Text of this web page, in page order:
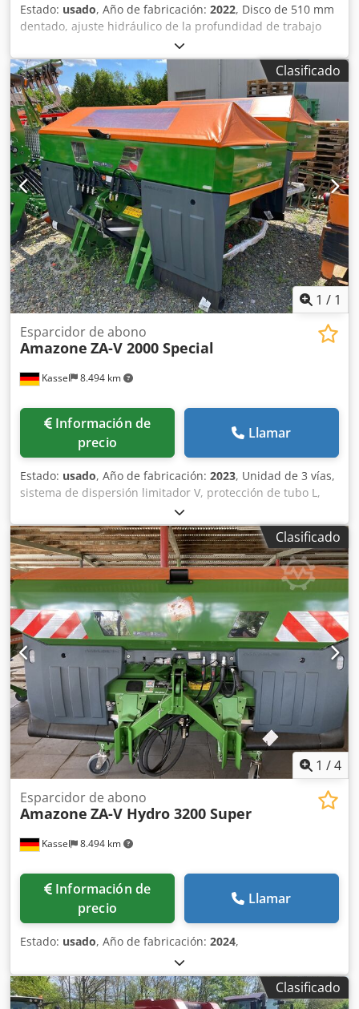
Estado: usado, Año de fabricación: 2022, Disco de 510 mm
dentado, ajuste hidráulico de la profundidad de trabajo
del grupo de discos / ajuste hidráulico de la profundidad
de trabajo de la unidad de nivelación, púas C-Mix-Ultra
para Ceus 50 / ajuste hidráulico de la profundidad de
trabajo del campo de púas con lanza hidráulica HD
CUCHILLA 80 mm / (14/K1) Dodotz Tpljpfx Aifokr
Clasificado
1 / 1
Kassel 8.494 km
Esparcidor de abono
Amazone ZA-V 2000 Special
Información de
precio
Llamar
Estado: usado, Año de fabricación: 2023, Unidad de 3 vías,
sistema de dispersión limitador V, protección de tubo L,
indicador mecánico/posición del mecanismo de dispersión
ZA-V, superestructura de tolva S 2000, componentes de
montaje para unidades básicas ZA, toma de fuerza con
acoplamiento de fricción, guardabarros L y escaleras,
iluminación LED trasera. Djdpst Dwibefx Aifekr
Clasificado
1 /4
Kassel 8.494 km
Esparcidor de abono
Amazone ZA-V Hydro 3200 Super
Información de
precio
Llamar
Estado: usado, Año de fabricación: 2024,
Clasificado